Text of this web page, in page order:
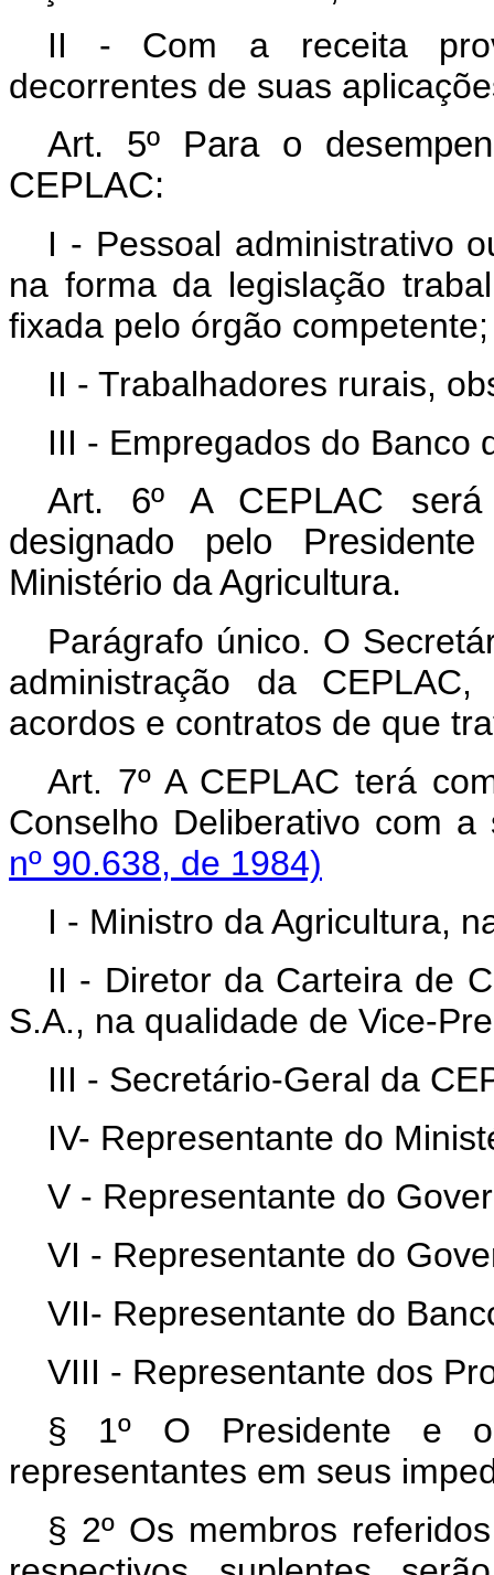
II - Com a receita
decorrentes de suas
Art. 5º Para o
CEPLAC:
I - Pessoal administrativo
na forma da legislação
fixada pelo órgão competente;
II - Trabalhadores rurais,
III - Empregados do Banco
Art. 6º A CEPLAC será
designado pelo
Ministério da Agricultura.
Parágrafo único. O
administração da
acordos e contratos de que
Art. 7º A CEPLAC terá
Conselho Deliberativo com
nº 90.638, de 1984)
I - Ministro da Agricultura,
II - Diretor da Carteira de
S.A., na qualidade de Vice-
III - Secretário-Geral da
IV- Representante do
V - Representante do
VI - Representante do
VII- Representante do
VIII - Representante dos
§ 1º O Presidente e o
representantes em seus
§ 2º Os membros